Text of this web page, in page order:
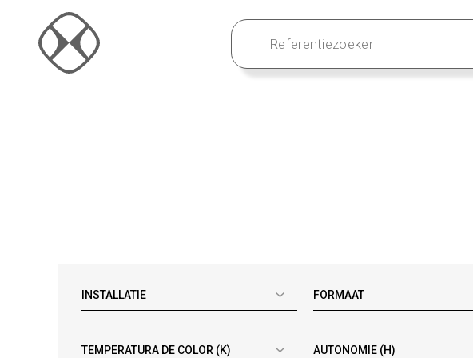
INSTALLATIE FORMAAT
TEMPERATURA DE COLOR (K) AUTONOMIE (H)